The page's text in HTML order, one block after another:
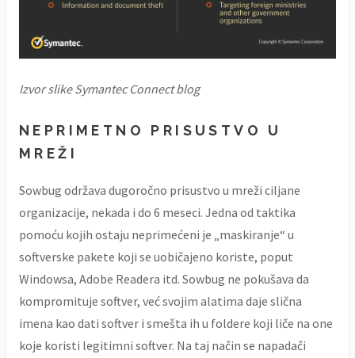
Izvor slike Symantec Connect blog
NEPRIMETNO PRISUSTVO U
MREŽI
Sowbug održava dugoročno prisustvo u mreži ciljane
organizacije, nekada i do 6 meseci. Jedna od taktika
pomoću kojih ostaju neprimećeni je „maskiranje“ u
softverske pakete koji se uobičajeno koriste, poput
Windowsa, Adobe Readera itd. Sowbug ne pokušava da
kompromituje softver, već svojim alatima daje slična
imena kao dati softver i smešta ih u foldere koji liče na one
koje koristi legitimni softver. Na taj način se napadači